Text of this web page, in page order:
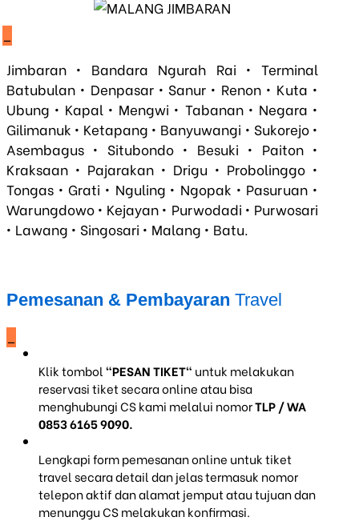
_
Jimbaran • Bandara Ngurah Rai • Terminal
Batubulan • Denpasar • Sanur • Renon • Kuta •
Ubung • Kapal • Mengwi • Tabanan • Negara •
Gilimanuk • Ketapang • Banyuwangi • Sukorejo •
Asembagus • Situbondo • Besuki • Paiton •
Kraksaan • Pajarakan • Drigu • Probolinggo •
Tongas • Grati • Nguling • Ngopak • Pasuruan •
Warungdowo • Kejayan • Purwodadi • Purwosari
• Lawang • Singosari • Malang • Batu.
Pemesanan & Pembayaran Travel
_
Klik tombol "PESAN TIKET" untuk melakukan
reservasi tiket secara online atau bisa
menghubungi CS kami melalui nomorTLP / WA
0853 6165 9090.
Lengkapi form pemesanan online untuk tiket
travel secara detail dan jelas termasuk nomor
telepon aktif dan alamat jemput atau tujuan dan
menunggu CS melakukan konfirmasi.